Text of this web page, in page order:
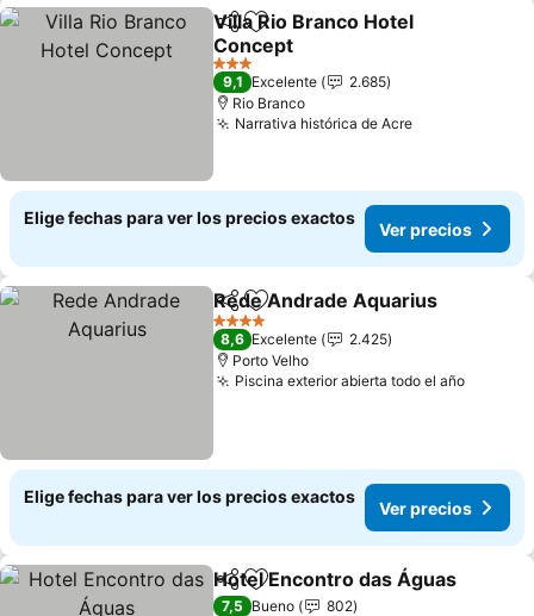
CompartirAgregar a favoritos
Villa Rio Branco Hotel
Concept
3 Estrellas
9,1 Excelente
2.685
Rio Branco
Narrativa histórica de Acre
Elige fechas para ver los precios exactos
Ver precios
CompartirAgregar a favoritos
Rede Andrade Aquarius
4 Estrellas
8,6 Excelente
2.425
Porto Velho
Piscina exterior abierta todo el año
Elige fechas para ver los precios exactos
Ver precios
CompartirAgregar a favoritos
Hotel Encontro das Águas
7,5 Bueno
802